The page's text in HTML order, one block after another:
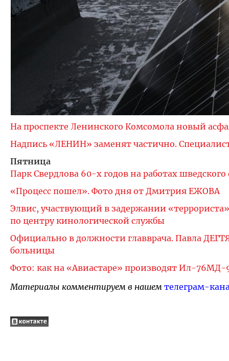
На проспекте Ленинского Комсомола новый
Надпись «ЛЕНИН» заменят частично.
Пятница
Парк Свердлова 60-х годов на работах
«Процесс пошел». Фото дня от Дмитрия ЕЖОВА
Элвис, участвующий в задержании
по центру кинологической службы
Официально в должности главврача. Павла
больницы
Фото: как на «Авиастаре» производят Ил-76МД-
Материалы комментируем в нашем телеграм-